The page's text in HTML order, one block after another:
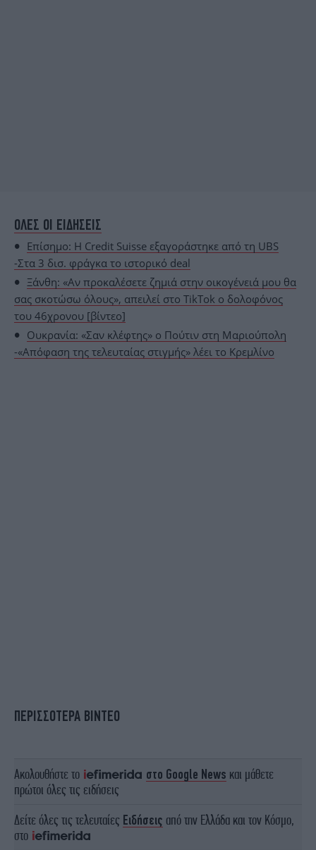
ΟΛΕΣ ΟΙ ΕΙΔΗΣΕΙΣ
Επίσημο: Η Credit Suisse εξαγοράστηκε από τη UBS
-Στα 3 δισ. φράγκα το ιστορικό deal
Ξάνθη: «Αν προκαλέσετε ζημιά στην οικογένειά μου θα
σας σκοτώσω όλους», απειλεί στο TikTok ο δολοφόνος
του 46χρονου [βίντεο]
Ουκρανία: «Σαν κλέφτης» ο Πούτιν στη Μαριούπολη
-«Απόφαση της τελευταίας στιγμής» λέει το Κρεμλίνο
ΠΕΡΙΣΣΟΤΕΡΑ ΒΙΝΤΕΟ
Ακολουθήστε το στο Google News και μάθετε
πρώτοι όλες τις ειδήσεις
Δείτε όλες τις τελευταίες Ειδήσεις από την Ελλάδα και τον Κόσμο,
στο